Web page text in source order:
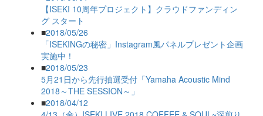
【ISEKI 10周年プロジェクト】クラウドファンディン
グ スタート
■2018/05/26
「ISEKINGの秘密」Instagram風パネルプレゼント企画
実施中！
■2018/05/23
5月21日から先行抽選受付「Yamaha Acoustic Mind
2018～THE SESSION～」
■2018/04/12